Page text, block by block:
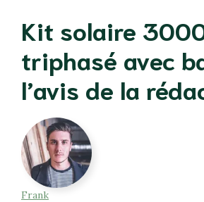
Kit solaire
triphasé avec
l’avis de la
Frank